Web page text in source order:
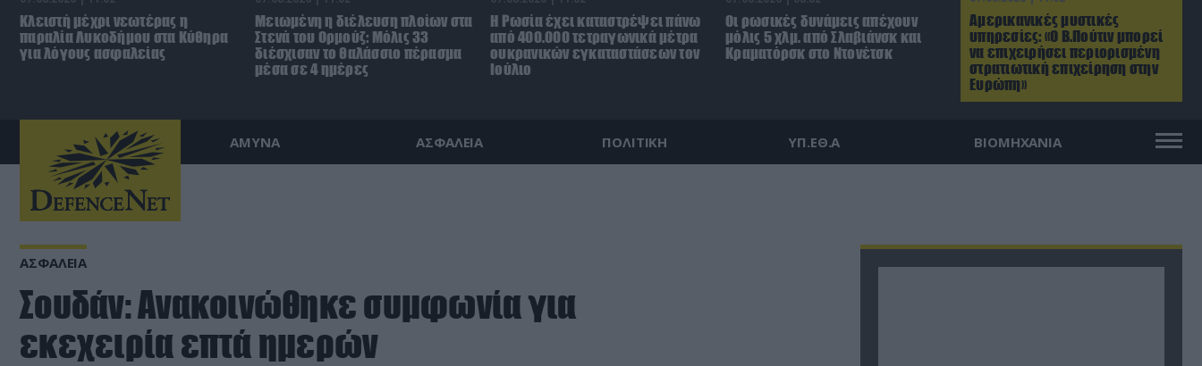
Αμερικανικές μυστικές
υπηρεσίες: «Ο Β.Πούτιν μπορεί
να επιχειρήσει περιορισμένη
στρατιωτική επιχείρηση στην
Ευρώπη»
Κλειστή μέχρι νεωτέρας η
παραλία Λυκοδήμου στα Κύθηρα
για λόγους ασφαλείας
Μειωμένη η διέλευση πλοίων στα
Στενά του Ορμούζ: Μόλις 33
διέσχισαν το θαλάσσιο πέρασμα
μέσα σε 4 ημέρες
Η Ρωσία έχει καταστρέψει πάνω
από 400.000 τετραγωνικά μέτρα
ουκρανικών εγκαταστάσεων τον
Ιούλιο
Οι ρωσικές δυνάμεις απέχουν
μόλις 5 χλμ. από Σλαβιάνσκ και
Κραματόρσκ στο Ντονέτσκ
ΑΜΥΝΑ ΑΣΦΑΛΕΙΑ ΠΟΛΙΤΙΚΗ ΥΠ.ΕΘ.Α ΒΙΟΜΗΧΑΝΙΑ
ΑΣΦΑΛΕΙΑ
Σουδάν: Ανακοινώθηκε συμφωνία για
εκεχειρία επτά ημερών